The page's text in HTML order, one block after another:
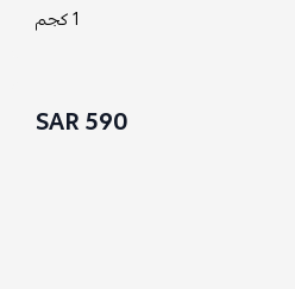
1 كجم
590 SAR